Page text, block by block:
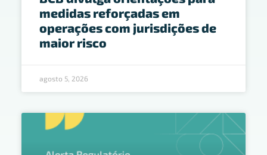
medidas reforçadas em
operações com jurisdições de
maior risco
agosto 5, 2026